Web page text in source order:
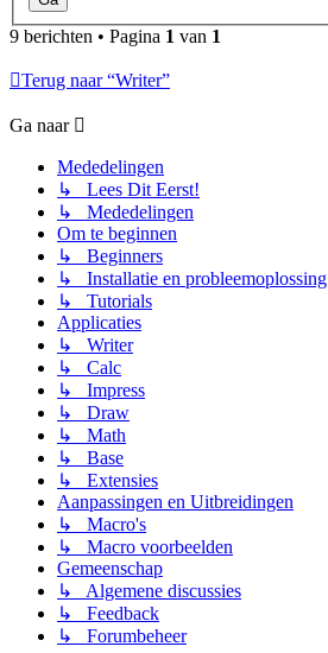
9 berichten • Pagina 1 van 1
Terug naar “Writer”
Ga naar
Mededelingen
↳ Lees Dit Eerst!
↳ Mededelingen
Om te beginnen
↳ Beginners
↳ Installatie en probleemoplossing
↳ Tutorials
Applicaties
↳ Writer
↳ Calc
↳ Impress
↳ Draw
↳ Math
↳ Base
↳ Extensies
Aanpassingen en Uitbreidingen
↳ Macro's
↳ Macro voorbeelden
Gemeenschap
↳ Algemene discussies
↳ Feedback
↳ Forumbeheer